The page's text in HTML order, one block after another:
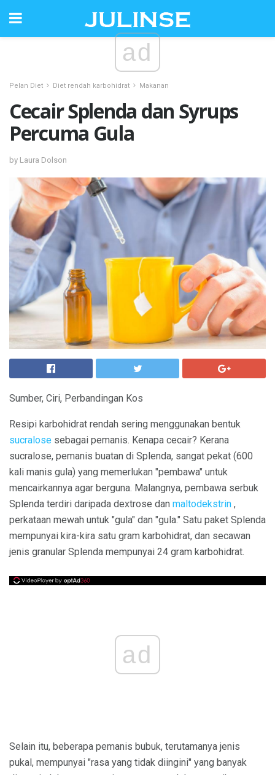
ad
Pelan Diet Diet rendah karbohidrat Makanan
Cecair Splenda dan Syrups
Percuma Gula
by Laura Dolson
Sumber, Ciri, Perbandingan Kos
Resipi karbohidrat rendah sering menggunakan bentuk
sucralose sebagai pemanis. Kenapa cecair? Kerana
sucralose, pemanis buatan di Splenda, sangat pekat (600
kali manis gula) yang memerlukan "pembawa" untuk
mencairkannya agar berguna. Malangnya, pembawa serbuk
Splenda terdiri daripada dextrose dan maltodekstrin ,
perkataan mewah untuk "gula" dan "gula." Satu paket Splenda
mempunyai kira-kira satu gram karbohidrat, dan secawan
jenis granular Splenda mempunyai 24 gram karbohidrat.
ad
Selain itu, beberapa pemanis bubuk, terutamanya jenis
pukal, mempunyai "rasa yang tidak diingini" yang banyak